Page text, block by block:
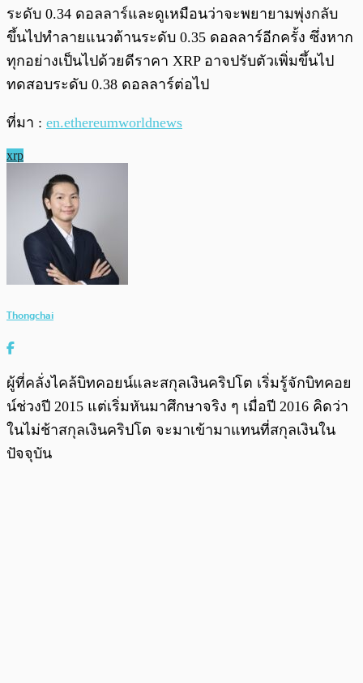
ระดับ 0.34 ดอลลาร์และดูเหมือนว่าจะพยายามพุ่งกลับ
ขึ้นไปทำลายแนวต้านระดับ 0.35 ดอลลาร์อีกครั้ง ซึ่งหาก
ทุกอย่างเป็นไปด้วยดีราคา XRP อาจปรับตัวเพิ่มขึ้นไป
ทดสอบระดับ 0.38 ดอลลาร์ต่อไป
ที่มา : en.ethereumworldnews
xrp
Thongchai
ผู้ที่คลั่งไคล้บิทคอยน์และสกุลเงินคริปโต เริ่มรู้จักบิทคอย
น์ช่วงปี 2015 แต่เริ่มหันมาศึกษาจริง ๆ เมื่อปี 2016 คิดว่า
ในไม่ช้าสกุลเงินคริปโต จะมาเข้ามาแทนที่สกุลเงินใน
ปัจจุบัน